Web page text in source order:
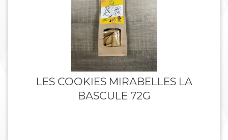
LES COOKIES MIRABELLES LA
BASCULE 72G